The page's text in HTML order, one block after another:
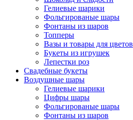
Гелиевые шарики
Фольгированые шары
Фонтаны из шаров
Топперы
Вазы и товары для цветов
Букеты из игрушек
Лепестки роз
Свадебные букеты
Воздушные шары
Гелиевые шарики
Цифры шары
Фольгированые шары
Фонтаны из шаров